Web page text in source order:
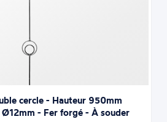
cercle - Hauteur 950mm
- Fer forgé - À souder